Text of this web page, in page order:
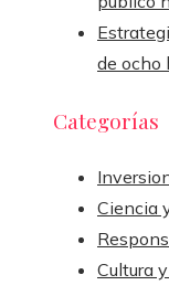
de ocho
Categorías
Ciencia
Cultura